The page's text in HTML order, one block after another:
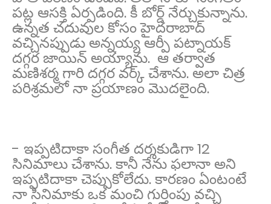
పట్ల ఆసక్తి ఏర్పడింది. కీ బోర్డ్ నేర్చుకున్నాను.
ఉన్నత చదువుల కోసం హైదరాబాద్
వచ్చినప్పుడు అన్నయ్య ఆర్పీ పట్నాయక్
దగ్గర జాయిన్ అయ్యాను. ఆ తర్వాత
మణిశర్మ గారి దగ్గర వర్క్ చేశాను. అలా చిత్ర
పరిశ్రమలో నా ప్రయాణం మొదలైంది.
- ఇప్పటిదాకా సంగీత దర్శకుడిగా 12
సినిమాలు చేశాను. కానీ నేను ఫలానా అని
ఇప్పటిదాకా చెప్పుకోలేదు. కారణం ఏంటంటే
నా సినిమాకు ఒక మంచి గుర్తింపు వచ్చి